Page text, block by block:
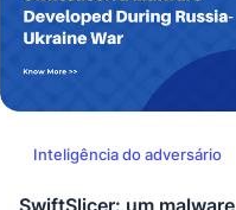
Inteligência do adversário